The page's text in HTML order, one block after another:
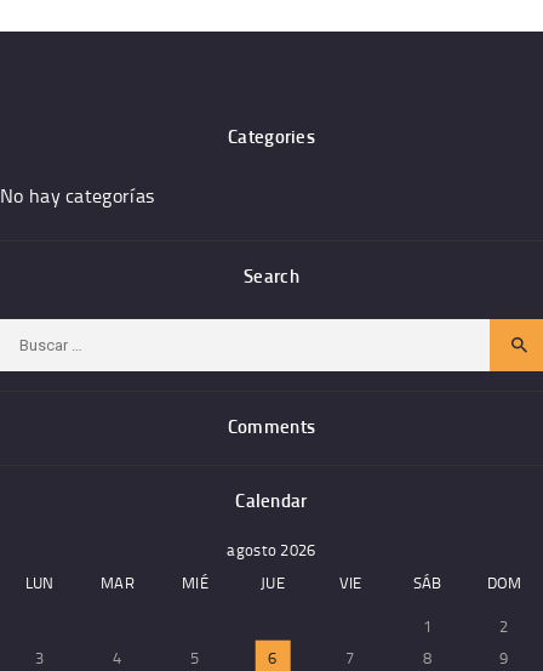
Categories
No hay categorías
Search
Comments
Calendar
agosto 2026
LUN
MAR MIÉ JUE VIE SÁB
DOM
1
2
3
4 5 6 7 8 9